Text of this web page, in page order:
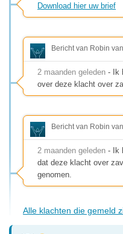
Download hier uw brief
Bericht van Robin
2 maanden geleden - Ik
over deze klacht over
Bericht van Robin
2 maanden geleden - Ik
dat deze klacht over
genomen.
Alle klachten die gemeld